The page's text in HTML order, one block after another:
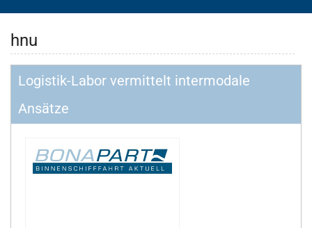
hnu
Logistik-Labor vermittelt intermodale
Ansätze